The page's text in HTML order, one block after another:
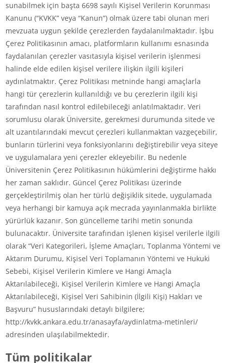
sunabilmek için başta 6698 sayılı Kişisel Verilerin Korunması
Kanunu (“KVKK” veya “Kanun”) olmak üzere tabi olunan meri
mevzuata uygun şekilde çerezlerden faydalanılmaktadır. İşbu
Çerez Politikasının amacı, platformların kullanımı esnasında
faydalanılan çerezler vasıtasıyla kişisel verilerin işlenmesi
halinde elde edilen kişisel verilere ilişkin ilgili kişileri
aydınlatmaktır. Çerez Politikası metninde hangi amaçlarla
hangi tür çerezlerin kullanıldığı ve bu çerezlerin ilgili kişi
tarafından nasıl kontrol edilebileceği anlatılmaktadır. Veri
sorumlusu olarak Üniversite, gerekmesi durumunda sitede ve
alt uzantılarındaki mevcut çerezleri kullanmaktan vazgeçebilir,
bunların türlerini veya fonksiyonlarını değiştirebilir veya siteye
ve uygulamalara yeni çerezler ekleyebilir. Bu nedenle
Üniversitenin Çerez Politikasının hükümlerini değiştirme hakkı
her zaman saklıdır. Güncel Çerez Politikası üzerinde
gerçekleştirilmiş olan her türlü değişiklik sitede, uygulamada
veya herhangi bir kamuya açık mecrada yayınlanmakla birlikte
yürürlük kazanır. Son güncelleme tarihi metin sonunda
bulunacaktır. Üniversite tarafından işlenen kişisel verilerle ilgili
olarak “Veri Kategorileri, İşleme Amaçları, Toplanma Yöntemi ve
Aktarım Durumu, Kişisel Veri Toplamanın Yöntemi ve Hukuki
Sebebi, Kişisel Verilerin Kimlere ve Hangi Amaçla
Aktarılabileceği, Kişisel Verilerin Kimlere ve Hangi Amaçla
Aktarılabileceği, Kişisel Veri Sahibinin (İlgili Kişi) Hakları ve
Başvuru” hususlarındaki detaylı bilgilere;
http://kvkk.ankara.edu.tr/anasayfa/aydinlatma-metinleri/
adresinden ulaşılabilmektedir.
Tüm politikalar